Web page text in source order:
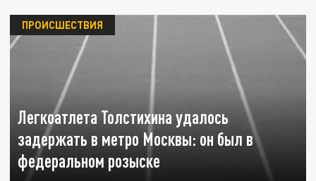
Легкоатлета Толстихина удалось
задержать в метро Москвы: он был в
федеральном розыске
ПРОИСШЕСТВИЯ